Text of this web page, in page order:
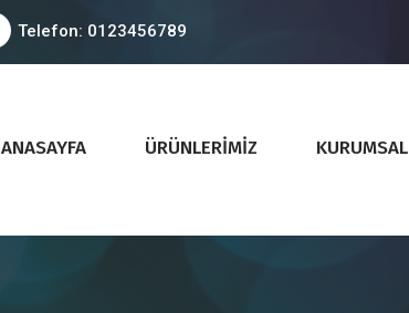
Telefon: 0123456789
ANASAYFA ÜRÜNLERİMİZ KURUMSAL